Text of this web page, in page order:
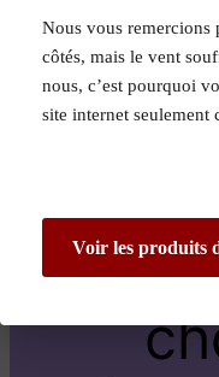
Nous
sur
Nous vous remercions
côtés, mais le vent
nous, c’est pourquoi
site internet seulement
Voir les produits